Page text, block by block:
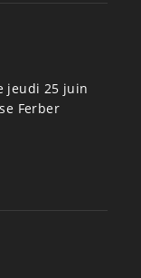
jeudi 25 juin
Ferber